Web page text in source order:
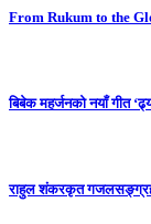
From Rukum to the
बिबेक महर्जनको नयाँ गीत
राहुल शंकरकृत गजलसङ्ग्रह